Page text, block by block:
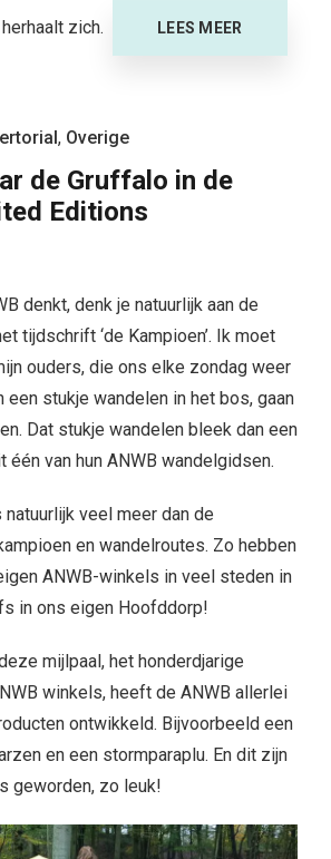
zich. LEES MEER
, Overige
de Gruffalo in de
Editions
denkt, denk je natuurlijk aan de
tijdschrift ‘de Kampioen’. Ik moet
ouders, die ons elke zondag weer
een stukje wandelen in het bos, gaan
Dat stukje wandelen bleek dan een
één van hun ANWB wandelgidsen.
natuurlijk veel meer dan de
en wandelroutes. Zo hebben
ANWB-winkels in veel steden in
in ons eigen Hoofddorp!
mijlpaal, het honderdjarige
winkels, heeft de ANWB allerlei
ontwikkeld. Bijvoorbeeld een
en een stormparaplu. En dit zijn
geworden, zo leuk!